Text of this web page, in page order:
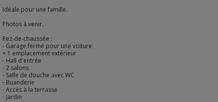
Idéale pour une famille.
Photos à venir.
Rez-de-chaussée :
- Garage fermé pour une voiture
+ 1 emplacement extérieur
- Hall d'entrée
- 2 salons
- Salle de douche avec WC
- Buanderie
- Accès à la terrasse
- Jardin